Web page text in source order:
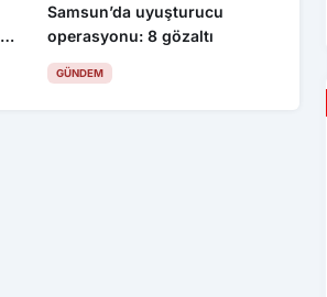
Samsun’da uyuşturucu
operasyonu: 8 gözaltı
GÜNDEM